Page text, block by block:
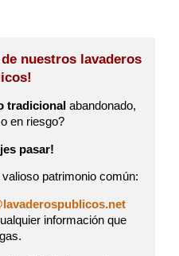
nuestros lavaderos
tradicional abandonado,
en riesgo?
pasar!
patrimonio común:
información que